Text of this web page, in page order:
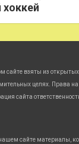
сайте взяты из
целях. Права
сайта
сайте материалы,